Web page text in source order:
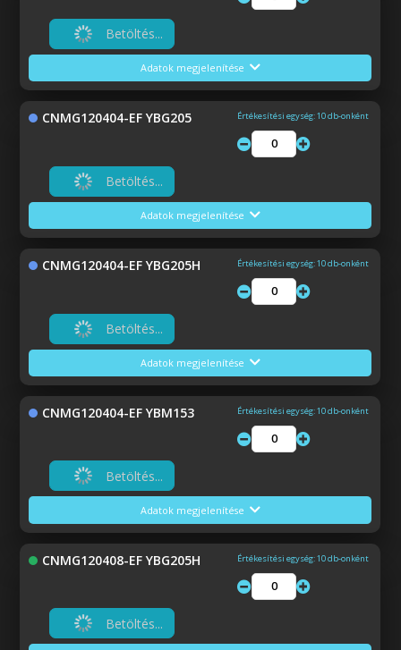
Betöltés...
Adatok megjelenítése
CNMG120404-EF YBG205
Betöltés...
Értékesítési egység: 10 db-onként
Adatok megjelenítése
CNMG120404-EF YBG205H
Betöltés...
Értékesítési egység: 10 db-onként
Adatok megjelenítése
CNMG120404-EF YBM153
Betöltés...
Értékesítési egység: 10 db-onként
Adatok megjelenítése
CNMG120408-EF YBG205H
Betöltés...
Értékesítési egység: 10 db-onként